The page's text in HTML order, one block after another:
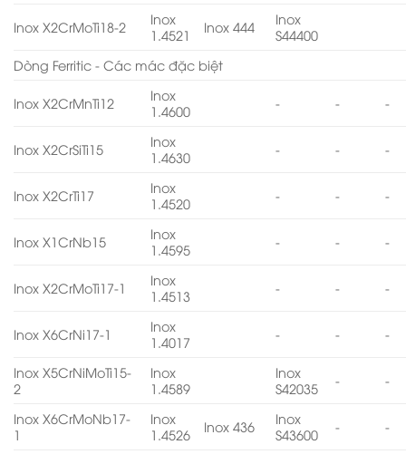
Inox X2CrMoTi18-2
Inox
1.4521
Inox 444
Inox
S44400
Dòng Ferritic - Các mác đặc biệt
Inox X2CrMnTi12
Inox
1.4600
- - -
Inox X2CrSiTi15
Inox
1.4630
- - -
Inox X2CrTi17
Inox
1.4520
- - -
Inox X1CrNb15
Inox
1.4595
- - -
Inox X2CrMoTi17-1
Inox
1.4513
- - -
Inox X6CrNi17-1
Inox
1.4017
- - -
Inox X5CrNiMoTi15-
2
Inox
1.4589
Inox
S42035
- -
Inox X6CrMoNb17-
1
Inox
1.4526
Inox 436
Inox
S43600
- -